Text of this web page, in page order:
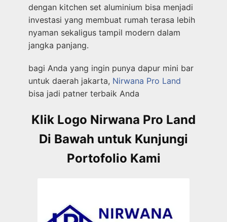
dengan kitchen set aluminium bisa menjadi
investasi yang membuat rumah terasa lebih
nyaman sekaligus tampil modern dalam
jangka panjang.
bagi Anda yang ingin punya dapur mini bar
untuk daerah jakarta, Nirwana Pro Land
bisa jadi patner terbaik Anda
Klik Logo Nirwana Pro Land
Di Bawah untuk Kunjungi
Portofolio Kami